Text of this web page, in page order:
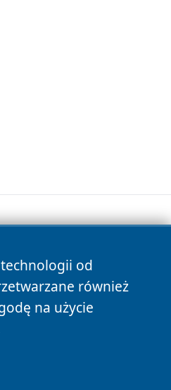
technologii od
również
na użycie